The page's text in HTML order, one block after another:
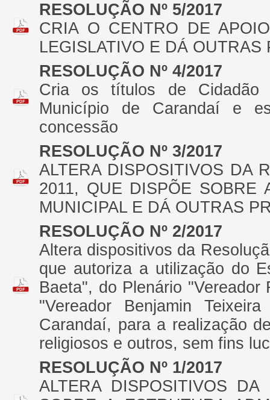
RESOLUÇÃO Nº 5/2017
CRIA O CENTRO DE
LEGISLATIVO E DÁ OUTRAS
RESOLUÇÃO Nº 4/2017
Cria os títulos de Cidadão
Município de Carandaí e
concessão
RESOLUÇÃO Nº 3/2017
ALTERA DISPOSITIVOS DA
2011, QUE DISPÕE SOBRE
MUNICIPAL E DÁ OUTRAS
RESOLUÇÃO Nº 2/2017
Altera dispositivos da
que autoriza a utilização do
Baeta", do Plenário
"Vereador Benjamin
Carandaí, para a realização
religiosos e outros, sem fins
RESOLUÇÃO Nº 1/2017
ALTERA DISPOSITIVOS